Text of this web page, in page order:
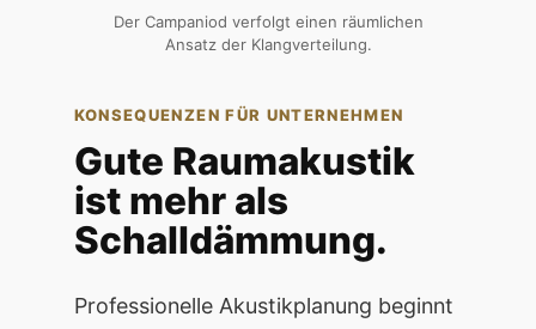
Der Campaniod verfolgt einen räumlichen
Ansatz der Klangverteilung.
KONSEQUENZEN FÜR UNTERNEHMEN
Gute Raumakustik
ist mehr als
Schalldämmung.
Professionelle Akustikplanung beginnt